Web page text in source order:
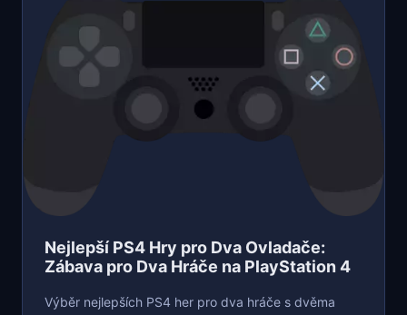
Nejlepší PS4 Hry pro Dva Ovladače:
Zábava pro Dva Hráče na PlayStation 4
Výběr nejlepších PS4 her pro dva hráče s dvěma